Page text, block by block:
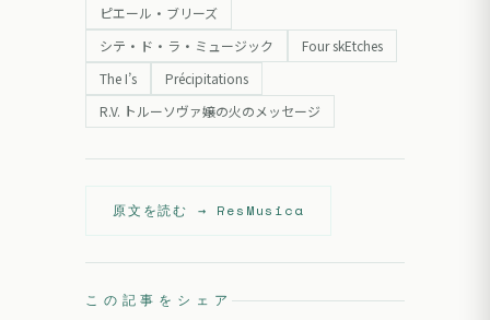
ピエール・ブリーズ
シテ・ド・ラ・ミュージック Four skEtches
The I’s Précipitations
R.V. トルーソヴァ嬢の火のメッセージ
原文を読む → ResMusica
この記事をシェア